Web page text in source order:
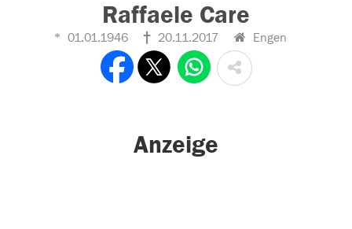
Raffaele Care
01.01.1946 20.11.2017 Engen
Anzeige